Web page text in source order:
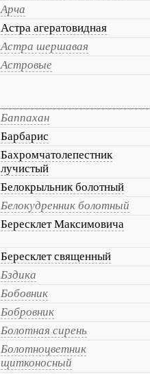
Арча
Астра агератовидная
Астра шершавая
Астровые
Баппахан
Барбарис
Бахромчатолепестник
лучистый
Белокрыльник болотный
Белокудренник болотный
Бересклет Максимовича
Бересклет священный
Бздика
Бобовник
Бобровник
Болотная сирень
Болотноцветник
щитконосный